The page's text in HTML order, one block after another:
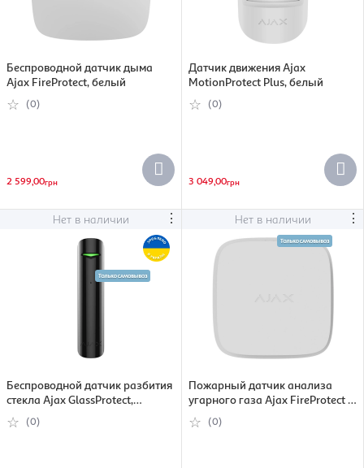
Беспроводной датчик дыма
Ajax FireProtect, белый
(0)
2 599,00грн
Датчик движения Ajax
MotionProtect Plus, белый
(0)
3 049,00грн
Нет в наличии ⋮
Беспроводной датчик разбития
стекла Ajax GlassProtect,
черный
(0)
Нет в наличии ⋮
Пожарный датчик анализа
угарного газа Ajax FireProtect 2
SB CO, Jeweller, беспроводной,
белый (000035051)
(0)